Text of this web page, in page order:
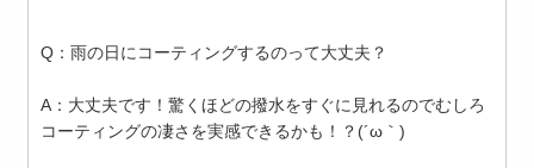
Q：雨の日にコーティングするのって大丈夫？
A：大丈夫です！驚くほどの撥水をすぐに見れるのでむしろ
コーティングの凄さを実感できるかも！？(´ω｀)